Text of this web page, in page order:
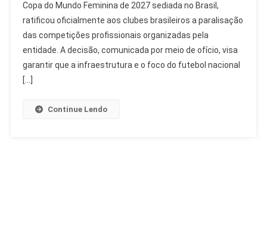
De
Competições
Para
Copa
Feminina
Copa do Mundo Feminina de 2027 sediada no Brasil,
ratificou oficialmente aos clubes brasileiros a paralisação
das competições profissionais organizadas pela
entidade. A decisão, comunicada por meio de ofício, visa
garantir que a infraestrutura e o foco do futebol nacional
[…]
Continue Lendo